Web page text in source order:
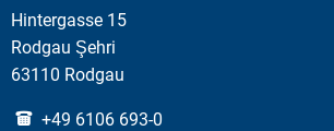
Hintergasse 15
Rodgau Şehri
63110 Rodgau
+49 6106 693-0